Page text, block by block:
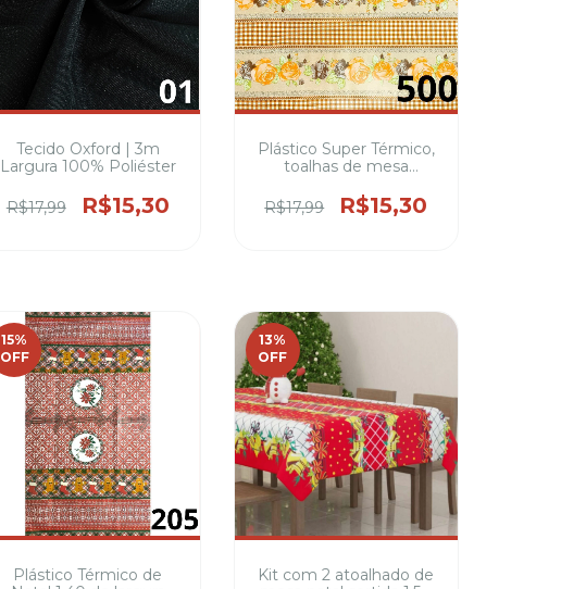
Tecido Oxford | 3m
Largura 100% Poliéster
R$17,99 R$15,30
Plástico Super Térmico,
toalhas de mesa
impermeáveis,
Artesanato e utilitários
R$17,99 R$15,30
15%
OFF
Plástico Térmico de
13%
OFF
Kit com 2 atoalhado de